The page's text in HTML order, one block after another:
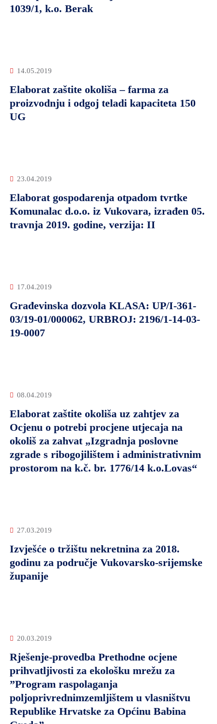
1039/1, k.o. Berak
14.05.2019
Elaborat zaštite okoliša – farma za
proizvodnju i odgoj teladi kapaciteta 150
UG
23.04.2019
Elaborat gospodarenja otpadom tvrtke
Komunalac d.o.o. iz Vukovara, izrađen 05.
travnja 2019. godine, verzija: II
17.04.2019
Građevinska dozvola KLASA: UP/I-361-
03/19-01/000062, URBROJ: 2196/1-14-03-
19-0007
08.04.2019
Elaborat zaštite okoliša uz zahtjev za
Ocjenu o potrebi procjene utjecaja na
okoliš za zahvat „Izgradnja poslovne
zgrade s ribogojilištem i administrativnim
prostorom na k.č. br. 1776/14 k.o.Lovas“
27.03.2019
Izvješće o tržištu nekretnina za 2018.
godinu za područje Vukovarsko-srijemske
županije
20.03.2019
Rješenje-provedba Prethodne ocjene
prihvatljivosti za ekološku mrežu za
”Program raspolaganja
poljoprivrednimzemljištem u vlasništvu
Republike Hrvatske za Općinu Babina